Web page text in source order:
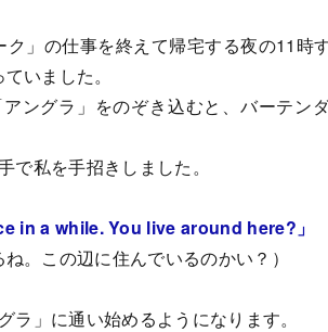
ク」の仕事を終えて帰宅する夜の11時
いました。
ングラ」をのぞき込むと、バーテン
で私を手招きしました。
in a while. You live around here?」
。この辺に住んでいるのかい？）
ラ」に通い始めるようになります。